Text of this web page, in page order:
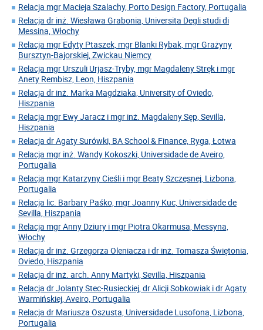
Relacja mgr Macieja Szalachy, Porto Design Factory, Portugalia
Relacja dr inż. Wiesława Grabonia, Universita Degli studi di
Messina, Włochy
Relacja mgr Edyty Ptaszek, mgr Blanki Rybak, mgr Grażyny
Bursztyn-Bajorskiej, Zwickau Niemcy
Relacja mgr Urszuli Urjasz-Tryby, mgr Magdaleny Stręk i mgr
Anety Rembisz, Leon, Hiszpania
Relacja dr inż. Marka Magdziaka, University of Oviedo,
Hiszpania
Relacja mgr Ewy Jaracz i mgr inż. Magdaleny Sęp, Sevilla,
Hiszpania
Relacja dr Agaty Surówki, BA School & Finance, Ryga, Łotwa
Relacja mgr inż. Wandy Kokoszki, Universidade de Aveiro,
Portugalia
Relacja mgr Katarzyny Cieśli i mgr Beaty Szczęsnej, Lizbona,
Portugalia
Relacja lic. Barbary Paśko, mgr Joanny Kuc, Universidade de
Sevilla, Hiszpania
Relacja mgr Anny Dziury i mgr Piotra Okarmusa, Messyna,
Włochy
Relacja dr inż. Grzegorza Oleniacza i dr inż. Tomasza Świętonia,
Oviedo, Hiszpania
Relacja dr inż. arch. Anny Martyki, Sevilla, Hiszpania
Relacja dr Jolanty Stec-Rusieckiej, dr Alicji Sobkowiak i dr Agaty
Warmińskiej, Aveiro, Portugalia
Relacja dr Mariusza Oszusta, Universidade Lusofona, Lizbona,
Portugalia